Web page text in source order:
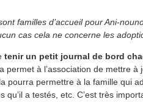
familles d’accueil pour Ani-
cas cela ne concerne les
tenir un petit journal de bord
permet à l’association de mettre à
pourra permettre à la famille qui
a testés, etc. C’est très